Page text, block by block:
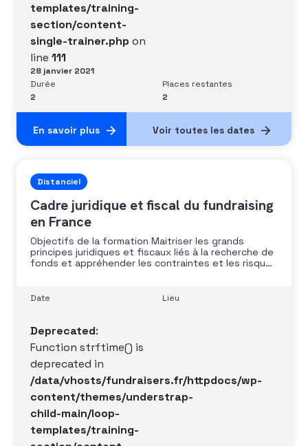
templates/training-
section/content-
single-trainer.php on
line 111
28 janvier 2021
Durée
2
Places restantes
2
En savoir plus Voir toutes les dates
Distanciel
Cadre juridique et fiscal du fundraising
en France
Objectifs de la formation Maitriser les grands
principes juridiques et fiscaux liés à la recherche de
fonds et appréhender les contraintes et les risques
les questions essentielles à se poser dans le cadre
Date
Deprecated:
Function strftime() is
deprecated in
/data/vhosts/fundraisers.fr/httpdocs/wp-
content/themes/understrap-
child-main/loop-
templates/training-
Lieu